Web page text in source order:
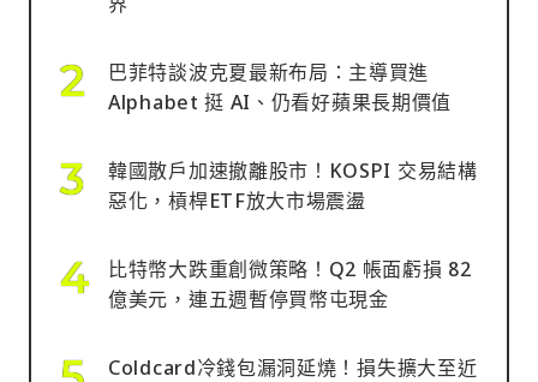
巴菲特談波克夏最新布局：主導買進
Alphabet 挺 AI、仍看好蘋果長期價值
韓國散戶加速撤離股市！KOSPI 交易結構
惡化，槓桿ETF放大市場震盪
比特幣大跌重創微策略！Q2 帳面虧損 82
億美元，連五週暫停買幣屯現金
Coldcard冷錢包漏洞延燒！損失擴大至近